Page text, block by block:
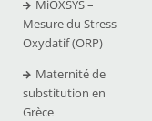
MiOXSYS –
Mesure du Stress
Oxydatif (ORP)
Maternité de
substitution en
Grèce